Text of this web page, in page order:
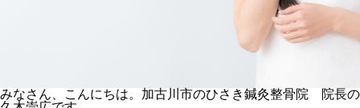
みなさん、こんにちは。加古川市のひさき鍼灸整骨院 院長の